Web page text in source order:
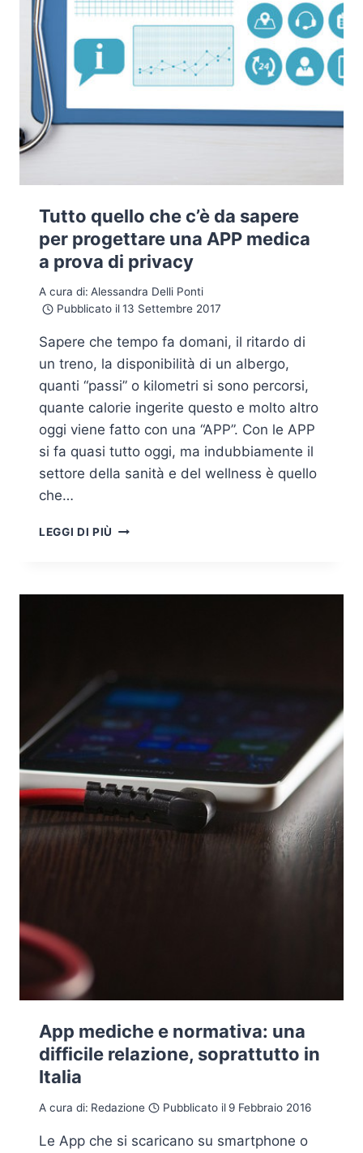
Tutto quello che c’è da sapere
per progettare una APP medica
a prova di privacy
A cura di: Alessandra Delli Ponti
Pubblicato il 13 Settembre 2017
Sapere che tempo fa domani, il ritardo di
un treno, la disponibilità di un albergo,
quanti “passi” o kilometri si sono percorsi,
quante calorie ingerite questo e molto altro
oggi viene fatto con una “APP”. Con le APP
si fa quasi tutto oggi, ma indubbiamente il
settore della sanità e del wellness è quello
che…
LEGGI DI PIÙ TUTTO
DA
APP
MEDICA
PROVA
PRIVACY
App mediche e normativa: una
difficile relazione, soprattutto in
Italia
A cura di: Redazione Pubblicato il 9 Febbraio 2016
Le App che si scaricano su smartphone o